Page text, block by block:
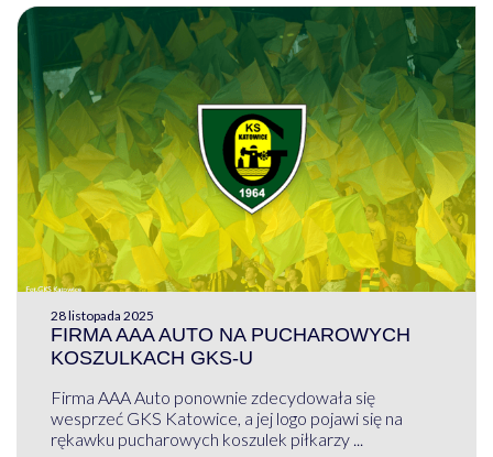
28 listopada 2025
FIRMA AAA AUTO NA PUCHAROWYCH
KOSZULKACH GKS-U
Firma AAA Auto ponownie zdecydowała się
wesprzeć GKS Katowice, a jej logo pojawi się na
rękawku pucharowych koszulek piłkarzy ...